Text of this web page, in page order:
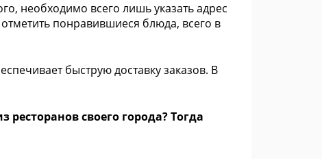
необходимо всего лишь указать адрес
понравившиеся блюда, всего в
быструю доставку заказов. В
своего города? Тогда